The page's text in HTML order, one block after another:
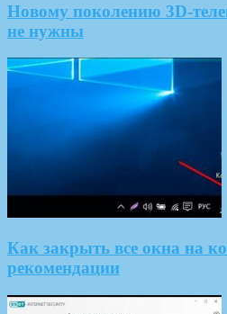
Новому поколению 3D-
не нужны
Как закрыть все окна на
рекомендации